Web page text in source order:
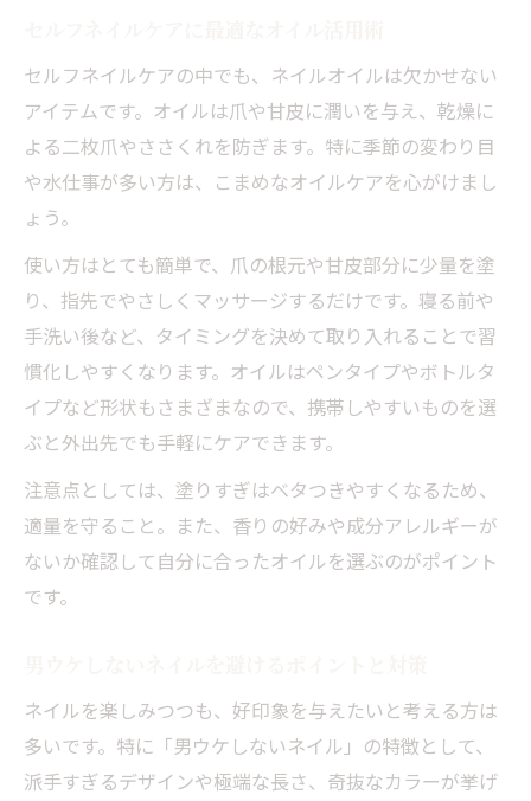
セルフネイルケアの中でも、ネイルオイルは欠かせない
アイテムです。オイルは爪や甘皮に潤いを与え、乾燥に
よる二枚爪やささくれを防ぎます。特に季節の変わり目
や水仕事が多い方は、こまめなオイルケアを心がけまし
ょう。
使い方はとても簡単で、爪の根元や甘皮部分に少量を塗
り、指先でやさしくマッサージするだけです。寝る前や
手洗い後など、タイミングを決めて取り入れることで習
慣化しやすくなります。オイルはペンタイプやボトルタ
イプなど形状もさまざまなので、携帯しやすいものを選
ぶと外出先でも手軽にケアできます。
注意点としては、塗りすぎはベタつきやすくなるため、
適量を守ること。また、香りの好みや成分アレルギーが
ないか確認して自分に合ったオイルを選ぶのがポイント
です。
ネイルを楽しみつつも、好印象を与えたいと考える方は
多いです。特に「男ウケしないネイル」の特徴として、
派手すぎるデザインや極端な長さ、奇抜なカラーが挙げ